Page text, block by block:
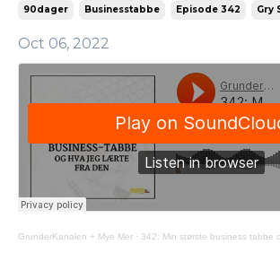
90dager Businesstabbe Episode 342 Gry
Oct 06, 2022
GrunderKanalen + Mye Mer · 342: Min største business tabbe